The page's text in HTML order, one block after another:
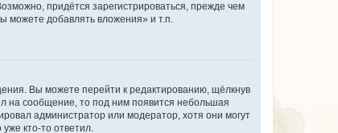
придётся зарегистрироваться, прежде чем
можете добавлять вложения» и т.п.
Вы можете перейти к редактированию, щёлкнув
на сообщение, то под ним появится небольшая
администратор или модератор, хотя они могут
кто-то ответил.